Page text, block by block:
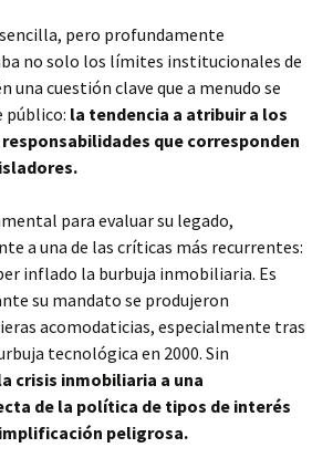
pero profundamente
no solo los límites institucionales de
una cuestión clave que a menudo se
público: la tendencia a atribuir a los
que corresponden
para evaluar su legado,
a una de las críticas más recurrentes:
inflado la burbuja inmobiliaria. Es
su mandato se produjeron
acomodaticias, especialmente tras
tecnológica en 2000. Sin
crisis inmobiliaria a una
de la política de tipos de interés
peligrosa.